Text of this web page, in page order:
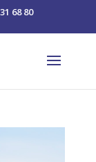
68 80